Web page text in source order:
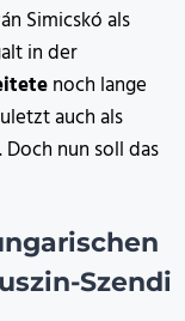
Simicskó als
in der
noch lange
auch als
nun soll das
Szendi